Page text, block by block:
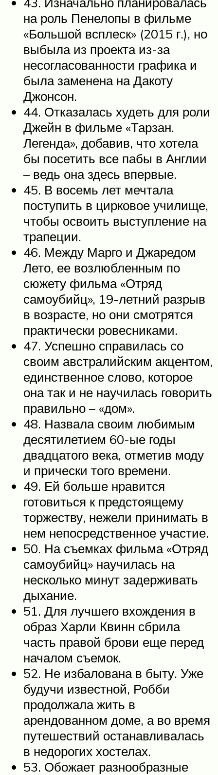
на роль Пенелопы в фильме
«Большой всплеск» (2015 г.), но
выбыла из проекта из-за
несогласованности графика и
была заменена на Дакоту
Джонсон.
44. Отказалась худеть для роли
Джейн в фильме «Тарзан.
Легенда», добавив, что хотела
бы посетить все пабы в Англии
– ведь она здесь впервые.
45. В восемь лет мечтала
поступить в цирковое училище,
чтобы освоить выступление на
трапеции.
46. Между Марго и Джаредом
Лето, ее возлюбленным по
сюжету фильма «Отряд
самоубийц», 19-летний разрыв
в возрасте, но они смотрятся
практически ровесниками.
47. Успешно справилась со
своим австралийским акцентом,
единственное слово, которое
она так и не научилась говорить
правильно – «дом».
48. Назвала своим любимым
десятилетием 60-ые годы
двадцатого века, отметив моду
и прически того времени.
49. Ей больше нравится
готовиться к предстоящему
торжеству, нежели принимать в
нем непосредственное участие.
50. На съемках фильма «Отряд
самоубийц» научилась на
несколько минут задерживать
дыхание.
51. Для лучшего вхождения в
образ Харли Квинн сбрила
часть правой брови еще перед
началом съемок.
52. Не избалована в быту. Уже
будучи известной, Робби
продолжала жить в
арендованном доме, а во время
путешествий останавливалась
в недорогих хостелах.
53. Обожает разнообразные